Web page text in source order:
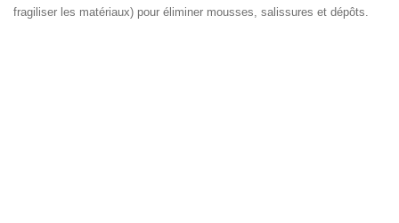
fragiliser les matériaux) pour éliminer mousses, salissures et dépôts.